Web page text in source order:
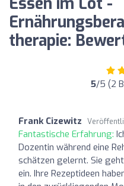
therapie:
5/5 (2
Frank Cizewitz
Fantastische Erfahrung:
Dozentin während eine
schätzen gelernt. Sie
ein. Ihre Rezeptideen